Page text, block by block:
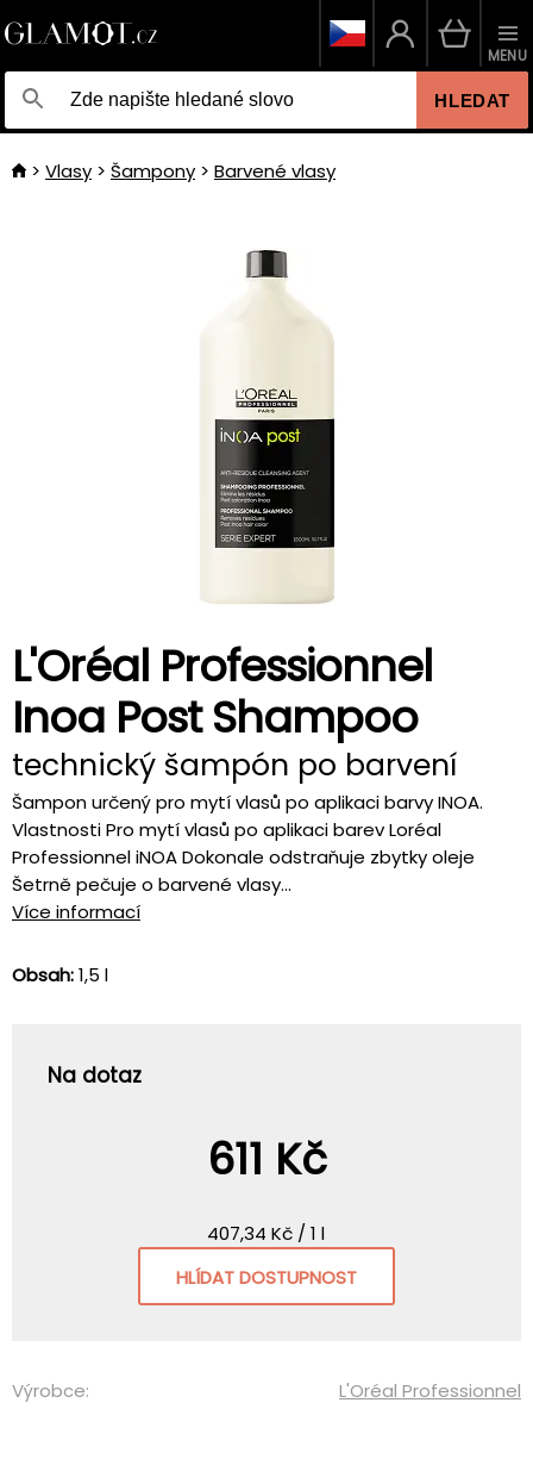
HLEDAT
MENU
Vlasy Šampony Barvené vlasy
L'Oréal Professionnel
Inoa Post Shampoo
technický šampón po barvení
Šampon určený pro mytí vlasů po aplikaci barvy INOA.
Vlastnosti Pro mytí vlasů po aplikaci barev Loréal
Professionnel iNOA Dokonale odstraňuje zbytky oleje
Šetrně pečuje o barvené vlasy...
Více informací
Obsah:1,5 l
Na dotaz
611 Kč
407,34 Kč / 1 l
HLÍDAT DOSTUPNOST
Výrobce: L'Oréal Professionnel